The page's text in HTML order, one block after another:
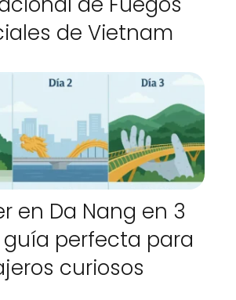
de Vietnam
en Da Nang en 3
guía perfecta para
curiosos